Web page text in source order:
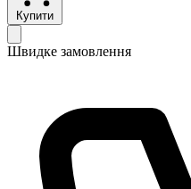
Купити
Швидке замовлення